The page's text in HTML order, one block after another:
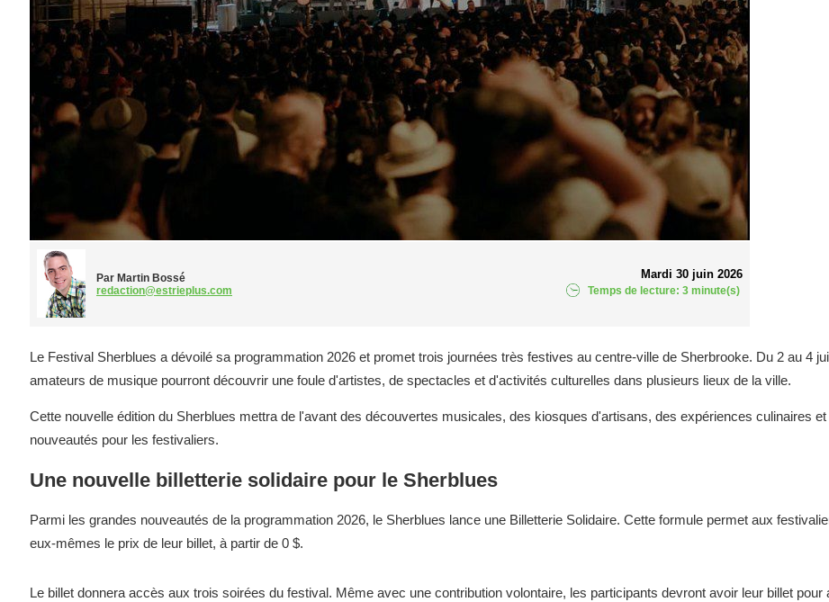
Par Martin Bossé
redaction@estrieplus.com
Mardi 30 juin 2026
Temps de lecture: 3 minute(s)
Le Festival Sherblues a dévoilé sa programmation 2026 et promet trois journées très festives au centre-ville de Sherbrooke. Du 2 au 4
amateurs de musique pourront découvrir une foule d'artistes, de spectacles et d'activités culturelles dans plusieurs lieux de la ville.
Cette nouvelle édition du Sherblues mettra de l'avant des découvertes musicales, des kiosques d'artisans, des expériences culinaires et
nouveautés pour les festivaliers.
Une nouvelle billetterie solidaire pour le Sherblues
Parmi les grandes nouveautés de la programmation 2026, le Sherblues lance une Billetterie Solidaire. Cette formule permet aux
eux-mêmes le prix de leur billet, à partir de 0 $.
Le billet donnera accès aux trois soirées du festival. Même avec une contribution volontaire, les participants devront avoir leur billet pour